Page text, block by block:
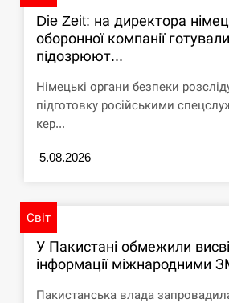
СЕРПЕНЬ
12:23
Силы обороны поразили
переправу, склады и другие
СЕРПЕНЬ
12:10
циклоспорозу, захворіли
СЕРПЕНЬ
11:53
Под огнем “Эпицентр”,
почта”: что известно об…
СЕРПЕНЬ
Die Zeit: на директора
оборонної компанії
підозрюют...
Німецькі органи безпеки
підготовку російськими
кер...
5.08.2026
Світ
У Пакистані обмежили
інформації міжнародними
Пакистанська влада